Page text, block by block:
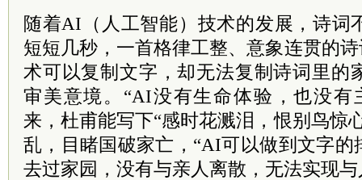
随着AI（人工智能）技术的发展，诗词
短短几秒，一首格律工整、意象连贯的
术可以复制文字，却无法复制诗词里的
审美意境。“AI没有生命体验，也没有
来，杜甫能写下“感时花溅泪，恨别鸟惊
乱，目睹国破家亡，“AI可以做到文字的
去过家园，没有与亲人离散，无法实现